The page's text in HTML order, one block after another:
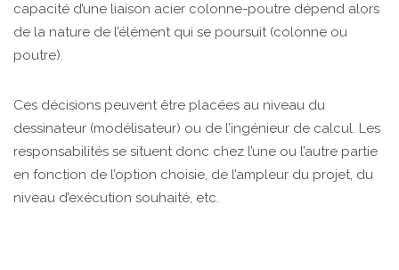
capacité d’une liaison acier colonne-poutre dépend alors
de la nature de l’élément qui se poursuit (colonne ou
poutre).
Ces décisions peuvent être placées au niveau du
dessinateur (modélisateur) ou de l’ingénieur de calcul. Les
responsabilités se situent donc chez l’une ou l’autre partie
en fonction de l’option choisie, de l’ampleur du projet, du
niveau d’exécution souhaité, etc.